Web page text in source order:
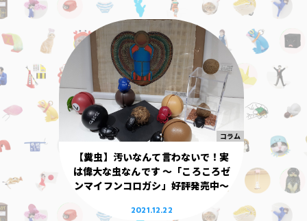
コラム
【糞虫】汚いなんて言わないで！実
は偉大な虫なんです ～「ころころゼ
ンマイフンコロガシ」好評発売中～
2021.12.22